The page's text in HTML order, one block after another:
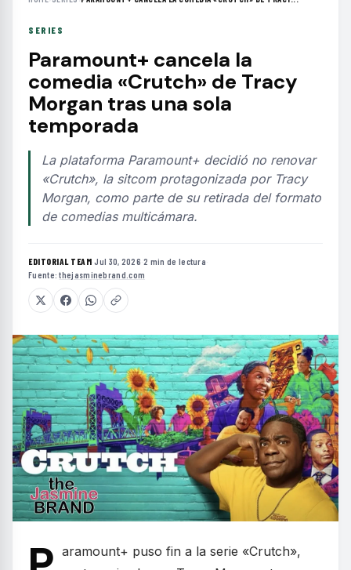
SERIES
Paramount+ cancela la
comedia «Crutch» de Tracy
Morgan tras una sola
temporada
La plataforma Paramount+ decidió no renovar
«Crutch», la sitcom protagonizada por Tracy
Morgan, como parte de su retirada del formato
de comedias multicámara.
EDITORIAL TEAM·Jul 30, 2026·2 min de lectura·
Fuente:thejasminebrand.com
aramount+ puso fin a la serie «Crutch»,